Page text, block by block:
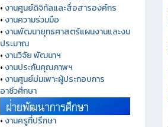
•งานส่งเสริมผลผลิตการค้าฯ
•งานศูนย์ดิจิทัลและสื่อสารองค์กร
•งานความร่วมมือ
•งานพัฒนายุทธศาสตร์แผนงานและงบ
ประมาณ
•งานวิจัย พัฒนาฯ
•งานประกันคุณภาพฯ
•งานศูนย์บ่มเพาะผู้ประกอบการ
อาชีวศึกษา